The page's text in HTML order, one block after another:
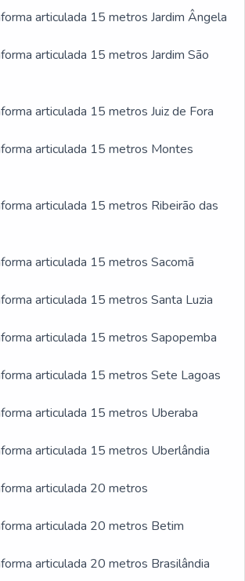
articulada 15 metros Jardim Ângela
articulada 15 metros Jardim São
articulada 15 metros Juiz de Fora
articulada 15 metros Montes
articulada 15 metros Ribeirão das
articulada 15 metros Sacomã
articulada 15 metros Santa Luzia
articulada 15 metros Sapopemba
articulada 15 metros Sete Lagoas
articulada 15 metros Uberaba
articulada 15 metros Uberlândia
articulada 20 metros
articulada 20 metros Betim
articulada 20 metros Brasilândia